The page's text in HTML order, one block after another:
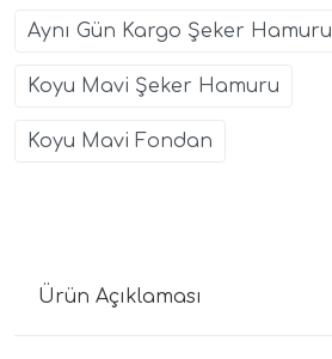
Aynı Gün Kargo Şeker Hamuru
Koyu Mavi Şeker Hamuru
Koyu Mavi Fondan
Ürün Açıklaması